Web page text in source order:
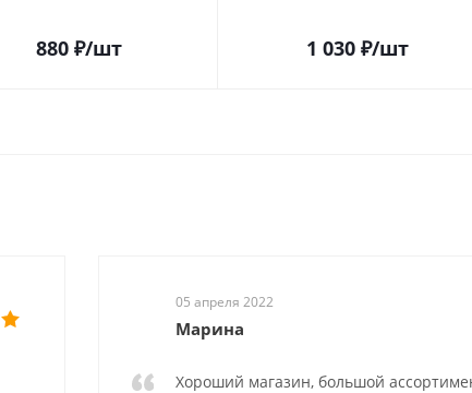
880₽/шт 1 030 ₽/шт
05 апреля 2022
Марина
Хороший магазин, большой